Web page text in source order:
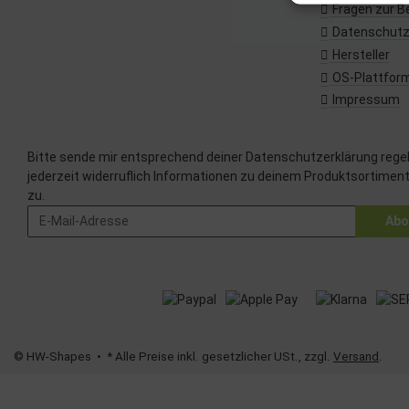
Fragen zur
Datenschutz
Hersteller
OS-
Impressum
Bitte sende mir entsprechend deiner Datenschutzerklärung
jederzeit widerruflich Informationen zu deinem Produktsortiment
zu.
© HW-Shapes • * Alle Preise inkl. gesetzlicher USt., zzgl. Versand .
Erstellung von
Verwendung
Messung der
Messung der
Analyse von
Entwicklung
Verwendung